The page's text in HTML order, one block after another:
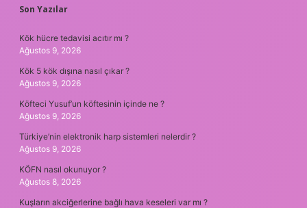
SIDEBAR
Son Yazılar
Kök hücre tedavisi acıtır mı ?
Ağustos 9, 2026
Kök 5 kök dışına nasıl çıkar ?
Ağustos 9, 2026
Köfteci Yusuf’un köftesinin içinde ne ?
Ağustos 9, 2026
Türkiye’nin elektronik harp sistemleri nelerdir ?
Ağustos 9, 2026
KÖFN nasıl okunuyor ?
Ağustos 8, 2026
Kuşların akciğerlerine bağlı hava keseleri var mı ?